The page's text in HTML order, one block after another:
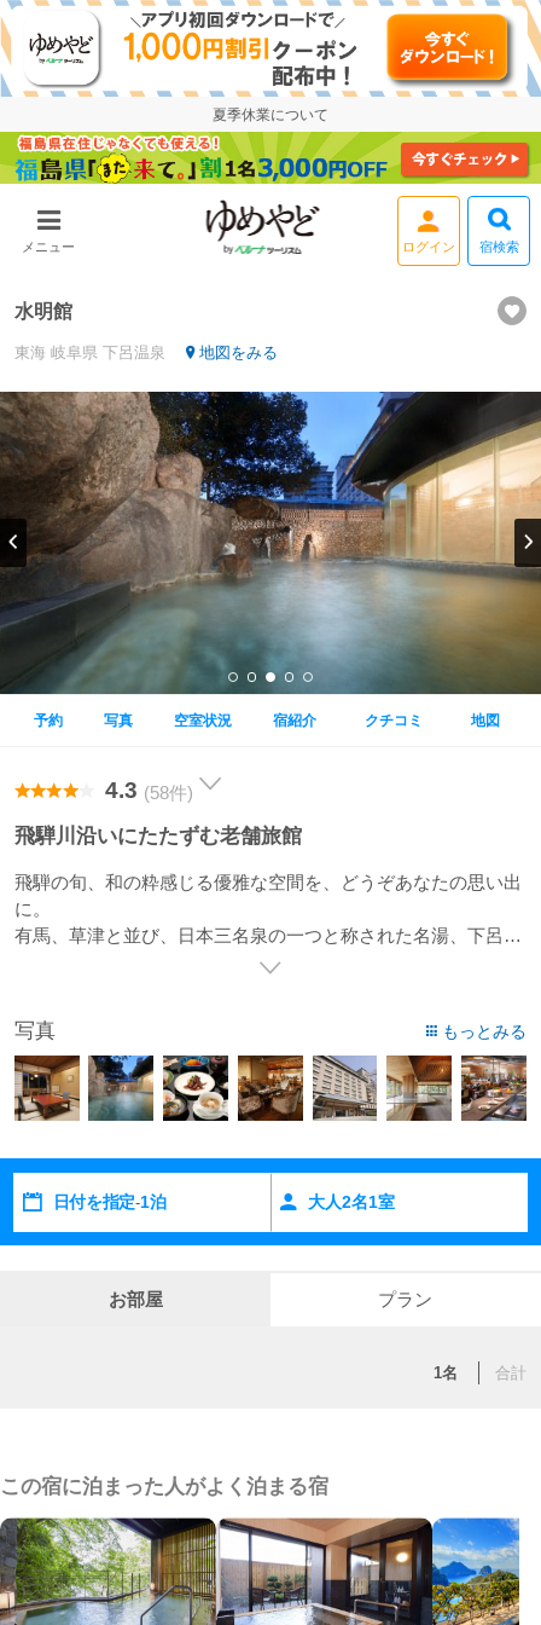
夏季休業について
メニュー ログイン 宿検索
水明館
東海 岐阜県 下呂温泉 地図をみる
予約 写真 空室状況 宿紹介 クチコミ 地図
4.3 (58件)
飛騨川沿いにたたずむ老舗旅館
飛騨の旬、和の粋感じる優雅な空間を、どうぞあなたの思い出
に。
有馬、草津と並び、日本三名泉の一つと称された名湯、下呂温
お楽しみいただけます。
この地に湯宿として誕生し、日本文化を大切に心を尽くすお料
理、お部屋、おもてなし。
お客様の旅がいっそう豊かに華やかになりますよう、今日も皆
様をお迎え致します。
写真 もっとみる
日付を指定-1泊 大人2名1室
お部屋 プラン
1名 合計
この宿に泊まった人がよく泊まる宿